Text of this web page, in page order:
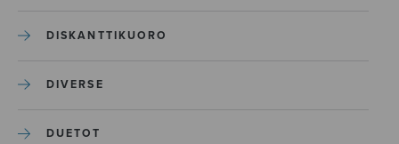
DISKANTTIKUORO
DIVERSE
DUETOT